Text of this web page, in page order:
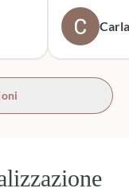
prossime
bottoni!